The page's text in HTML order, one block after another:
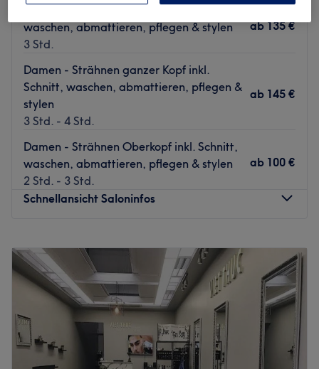
Damen - Strähnen ganzer Kopf inkl.
waschen, abmattieren, pflegen & stylen
3 Std.
ab135 €
Damen - Strähnen ganzer Kopf inkl.
Schnitt, waschen, abmattieren, pflegen &
stylen
3 Std. - 4 Std.
ab 145 €
Damen - Strähnen Oberkopf inkl. Schnitt,
waschen, abmattieren, pflegen & stylen
2 Std. - 3 Std.
ab 100 €
Schnellansicht Saloninfos
Dienstag
09:00
Mittwoch
09:00
20:00
Donnerstag
09:00
20:00
Freitag
09:00
20:00
Samstag
09:00
20:00
Sonntag
Geschlossen